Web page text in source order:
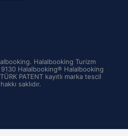
Halalbooking Turizm
Halalbooking® Halalbooking
PATENT kayıtlı marka tescil
saklıdır.